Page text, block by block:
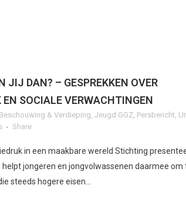
JIJ DAN? – GESPREKKEN OVER
EN SOCIALE VERWACHTINGEN
Beschouwing & Verdieping, Jeugd GGZ, Persbericht,
Share
in een maakbare wereld Stichting
jongeren en jongvolwassenen daarmee om
steeds hogere eisen...